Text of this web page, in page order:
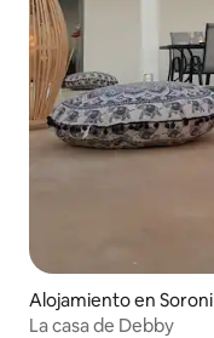
Alojamiento en Soroni
La casa de Debby